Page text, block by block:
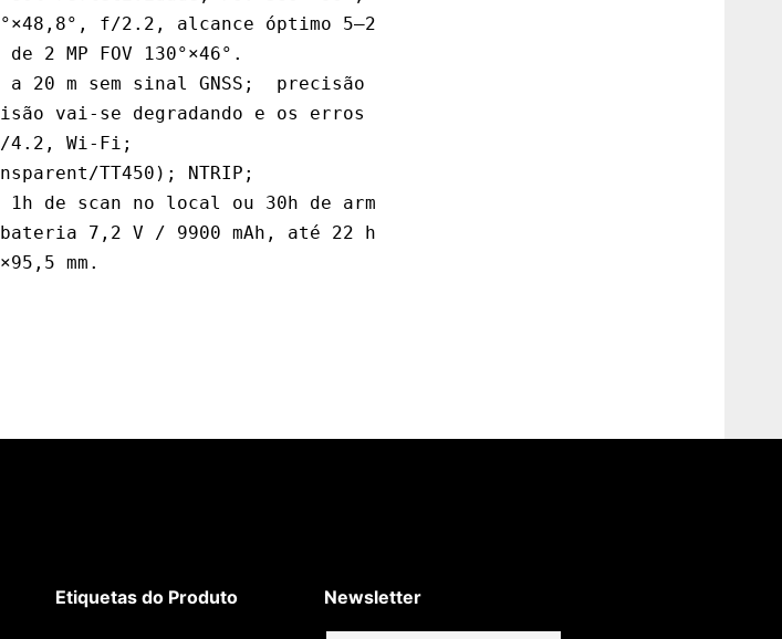
f/2.2, alcance óptimo 5–20 m)
20 m sem sinal GNSS;  precisão ±3 cm (2σ) com sinal GNSS.
4.2, Wi-Fi;
mm.
Etiquetas do Produto Newsletter